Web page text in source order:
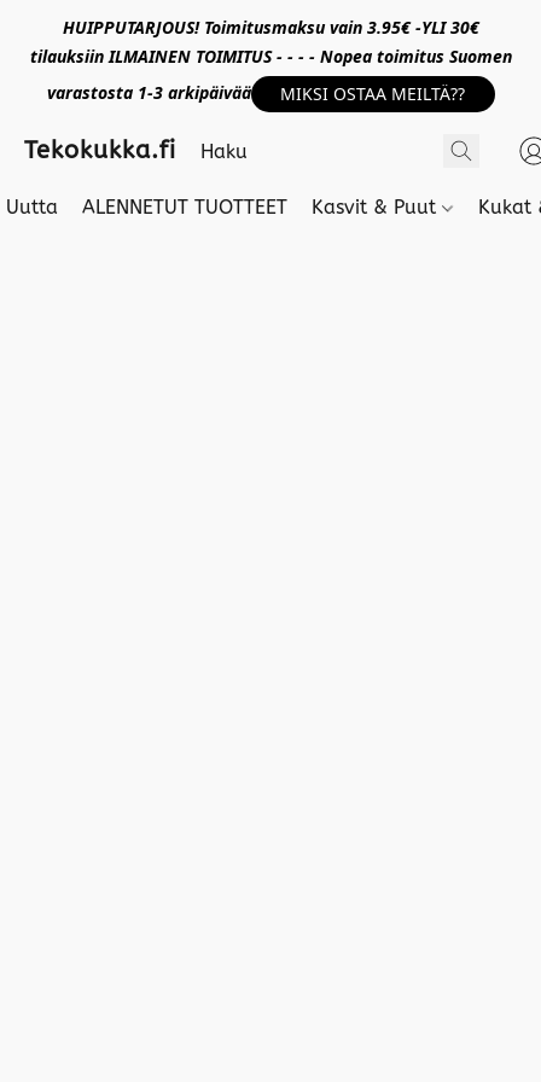
HUIPPUTARJOUS! Toimitusmaksu vain 3.95€ -YLI 30€
tilauksiin ILMAINEN TOIMITUS - - - - Nopea toimitus Suomen
varastosta 1-3 arkipäivää
MIKSI OSTAA MEILTÄ??
Tekokukka.fi
Uutta ALENNETUT TUOTTEET Kasvit & Puut Kukat